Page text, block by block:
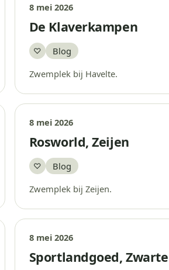
8 mei 2026
De Klaverkampen
♡Bewaar
Blog
Zwemplek bij Havelte.
8 mei 2026
Rosworld, Zeijen
♡Bewaar
Blog
Zwemplek bij Zeijen.
8 mei 2026
Sportlandgoed,